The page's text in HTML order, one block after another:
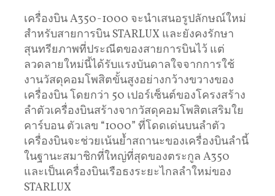
เครื่องบิน A350-1000 จะนำเสนอรูปลักษณ์ใหม่
สำหรับสายการบิน STARLUX และยังคงรักษา
สุนทรียภาพที่ประณีตของสายการบินไว้ แต่
ลวดลายใหม่นี้ได้รับแรงบันดาลใจจากการใช้
งานวัสดุคอมโพสิตขั้นสูงอย่างกว้างขวางของ
เครื่องบิน โดยกว่า 50 เปอร์เซ็นต์ของโครงสร้าง
ลำตัวเครื่องบินสร้างจากวัสดุคอมโพสิตเสริมใย
คาร์บอน ตัวเลข “1000” ที่โดดเด่นบนลำตัว
เครื่องบินจะช่วยเน้นย้ำสถานะของเครื่องบินลำนี้
ในฐานะสมาชิกที่ใหญ่ที่สุดของตระกูล A350
และเป็นเครื่องบินเรือธงระยะไกลลำใหม่ของ
STARLUX